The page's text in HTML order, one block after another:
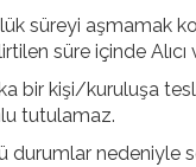
süreyi aşmamak
süre içinde
bir kişi/kuruluşa
tutulamaz.
durumlar